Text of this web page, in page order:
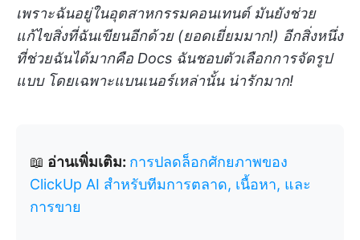
เพราะฉันอยู่ในอุตสาหกรรมคอนเทนต์ มันยังช่วย
แก้ไขสิ่งที่ฉันเขียนอีกด้วย (ยอดเยี่ยมมาก!) อีกสิ่งหนึ่ง
ที่ช่วยฉันได้มากคือ Docs ฉันชอบตัวเลือกการจัดรูป
แบบ โดยเฉพาะแบนเนอร์เหล่านั้น น่ารักมาก!
📖 อ่านเพิ่มเติม: การปลดล็อกศักยภาพของ
ClickUp AI สำหรับทีมการตลาด, เนื้อหา, และ
การขาย